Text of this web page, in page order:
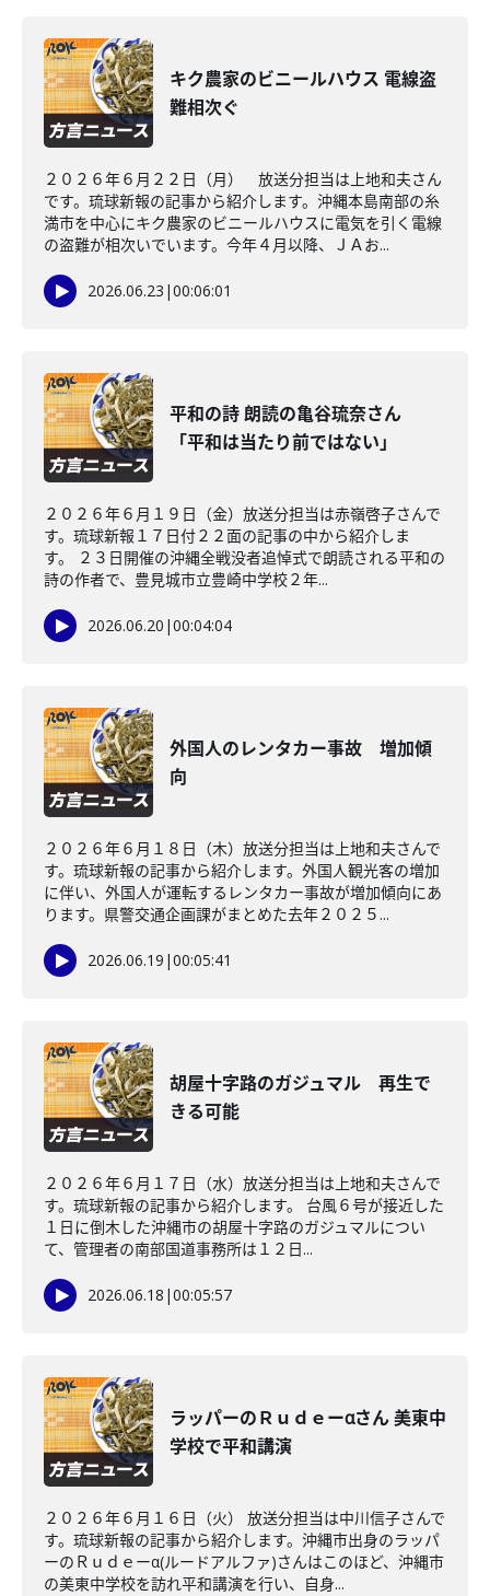
キク農家のビニールハウス 電線盗
難相次ぐ
２０２６年６月２２日（月） 放送分担当は上地和夫さん
です。琉球新報の記事から紹介します。沖縄本島南部の糸
満市を中心にキク農家のビニールハウスに電気を引く電線
の盗難が相次いでいます。今年４月以降、ＪＡお...
2026.06.23 |00:06:01
平和の詩 朗読の亀谷琉奈さん
「平和は当たり前ではない」
２０２６年６月１９日（金）放送分担当は赤嶺啓子さんで
す。琉球新報１７日付２２面の記事の中から紹介しま
す。 ２３日開催の沖縄全戦没者追悼式で朗読される平和の
詩の作者で、豊見城市立豊崎中学校２年...
2026.06.20 |00:04:04
外国人のレンタカー事故 増加傾
向
２０２６年６月１８日（木）放送分担当は上地和夫さんで
す。琉球新報の記事から紹介します。外国人観光客の増加
に伴い、外国人が運転するレンタカー事故が増加傾向にあ
ります。県警交通企画課がまとめた去年２０２５...
2026.06.19 |00:05:41
胡屋十字路のガジュマル 再生で
きる可能
２０２６年６月１７日（水）放送分担当は上地和夫さんで
す。琉球新報の記事から紹介します。 台風６号が接近した
１日に倒木した沖縄市の胡屋十字路のガジュマルについ
て、管理者の南部国道事務所は１２日...
2026.06.18 |00:05:57
ラッパーのＲｕｄｅーαさん 美東中
学校で平和講演
２０２６年６月１６日（火） 放送分担当は中川信子さんで
す。琉球新報の記事から紹介します。沖縄市出身のラッパ
ーのＲｕｄｅーα(ルードアルファ)さんはこのほど、沖縄市
の美東中学校を訪れ平和講演を行い、自身...